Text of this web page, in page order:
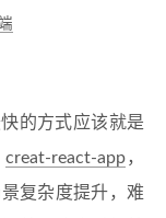
的方式应该就是
creat-react-app，
复杂度提升，难